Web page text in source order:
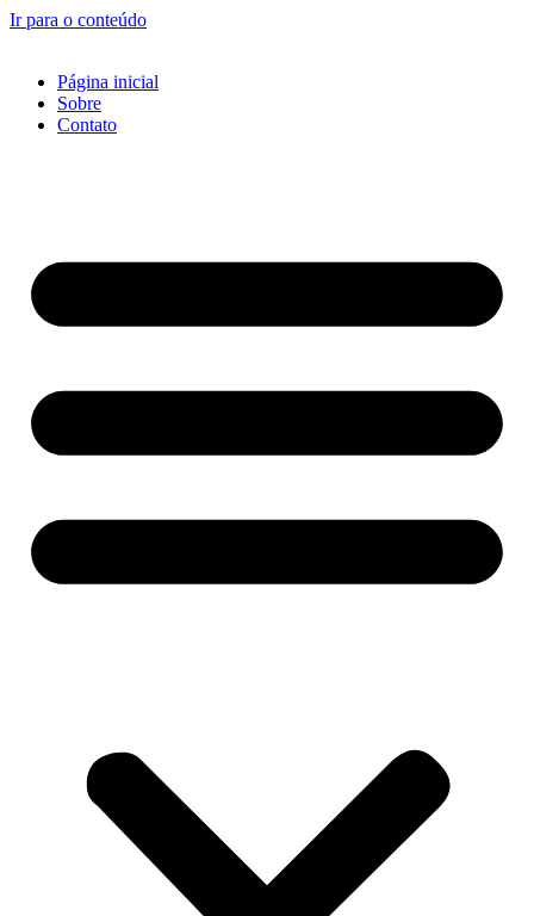
Ir para o conteúdo
Página inicial
Sobre
Contato